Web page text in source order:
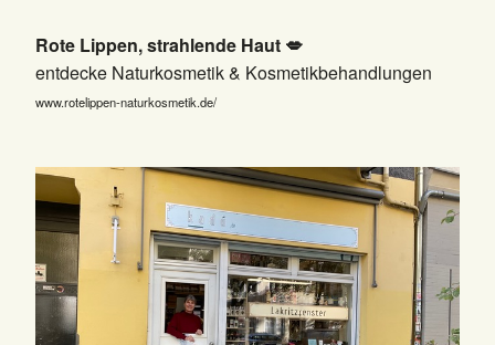
Rote Lippen, strahlende Haut 💋
entdecke Naturkosmetik & Kosmetikbehandlungen
www.rotelippen-naturkosmetik.de/